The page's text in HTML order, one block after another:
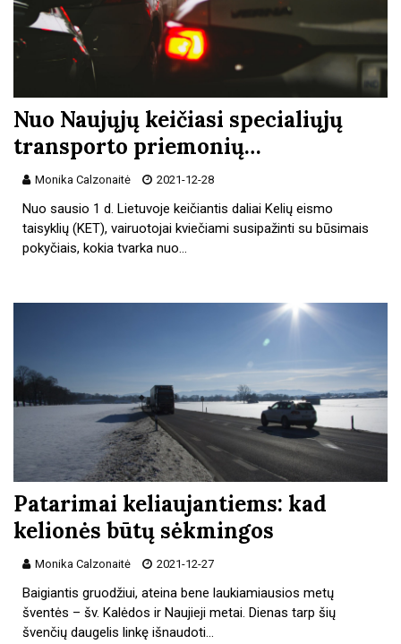
Nuo Naujųjų keičiasi specialiųjų
transporto priemonių…
Monika Calzonaitė 2021-12-28
Nuo sausio 1 d. Lietuvoje keičiantis daliai Kelių eismo
taisyklių (KET), vairuotojai kviečiami susipažinti su būsimais
pokyčiais, kokia tvarka nuo…
Patarimai keliaujantiems: kad
kelionės būtų sėkmingos
Monika Calzonaitė 2021-12-27
Baigiantis gruodžiui, ateina bene laukiamiausios metų
šventės – šv. Kalėdos ir Naujieji metai. Dienas tarp šių
švenčių daugelis linkę išnaudoti…